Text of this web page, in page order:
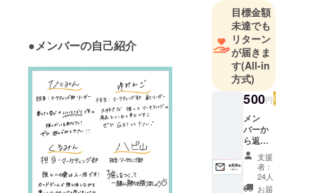
●メンバーの自己紹介
部というこ
とでマーケ
ティングも
含めて販売
までの作業
を全て行わ
せていただ
いていま
す！マーケ
ティングデ
ザインゼミ
に所属する7
目標金額
未達でも
リターン
が届きま
す(All-in
方式)
500円
メン
バーか
ら返礼
メール
を送ら
させて
いただ
支援
者：
24人
お届